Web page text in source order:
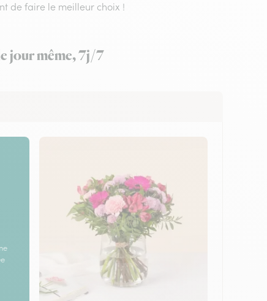
de faire le meilleur choix !
jour même, 7j/7